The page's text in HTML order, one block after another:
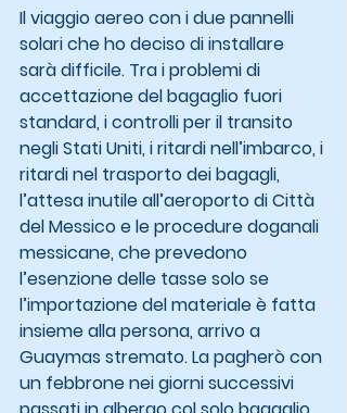
Il viaggio aereo con i due pannelli
solari che ho deciso di installare
sarà difficile. Tra i problemi di
accettazione del bagaglio fuori
standard, i controlli per il transito
negli Stati Uniti, i ritardi nell’imbarco, i
ritardi nel trasporto dei bagagli,
l’attesa inutile all’aeroporto di Città
del Messico e le procedure doganali
messicane, che prevedono
l’esenzione delle tasse solo se
l’importazione del materiale è fatta
insieme alla persona, arrivo a
Guaymas stremato. La pagherò con
un febbrone nei giorni successivi